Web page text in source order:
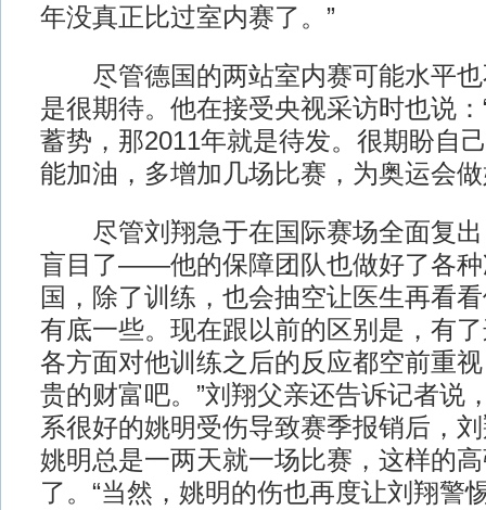
年没真正比过室内赛了。”
尽管德国的两站室内赛可能水平也
是很期待。他在接受央视采访时也说
蓄势，那2011年就是待发。很期盼自
能加油，多增加几场比赛，为奥运会做
尽管刘翔急于在国际赛场全面复出
盲目了——他的保障团队也做好了各种
国，除了训练，也会抽空让医生再看
有底一些。现在跟以前的区别是，有
各方面对他训练之后的反应都空前重
贵的财富吧。”刘翔父亲还告诉记者说
系很好的姚明受伤导致赛季报销后，
姚明总是一两天就一场比赛，这样的
了。“当然，姚明的伤也再度让刘翔警